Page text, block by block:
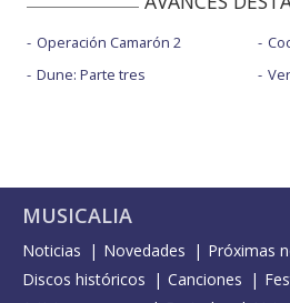
Operación Camarón 2
Dune: Parte tres
MUSICALIA
Noticias Novedades
Próximas
Discos históricos
Canciones